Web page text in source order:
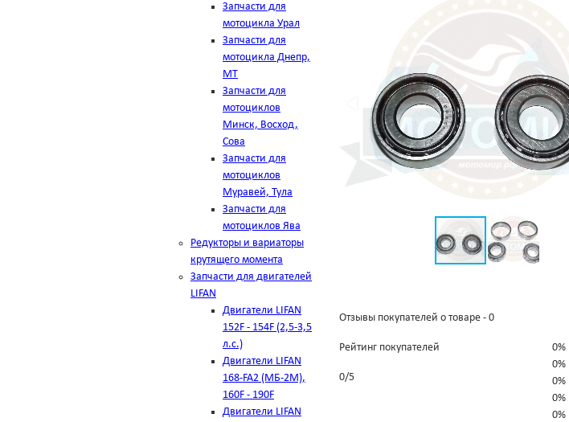
Запчасти для
мотоцикла Урал
Запчасти для
мотоцикла Днепр,
МТ
Запчасти для
мотоциклов
Минск, Восход,
Сова
Запчасти для
мотоциклов
Муравей, Тула
Запчасти для
мотоциклов Ява
Редукторы и вариаторы
крутящего момента
Запчасти для двигателей
LIFAN
Двигатели LIFAN
152F - 154F (2,5-3,5
л.с.)
Двигатели LIFAN
168-FA2 (МБ-2М),
160F - 190F
Двигатели LIFAN
Отзывы покупателей о товаре - 0
Рейтинг покупателей
0/5
0%
0%
0%
0%
0%